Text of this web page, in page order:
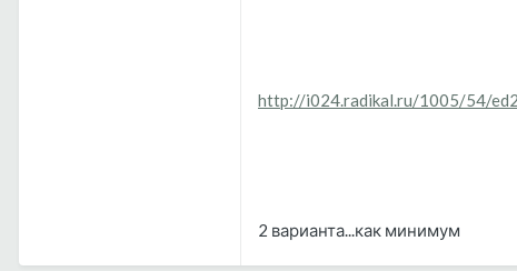
http://i024.radikal.ru/1005/54/
2 варианта...как минимум